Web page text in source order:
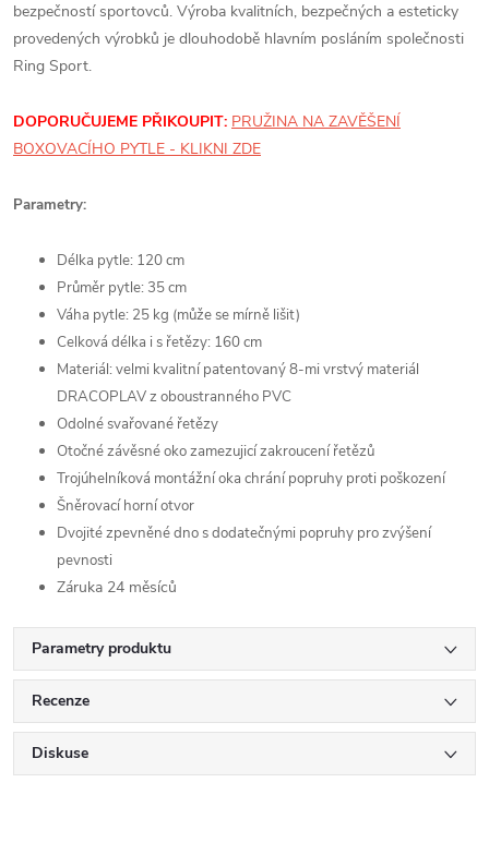
bezpečností sportovců. Výroba kvalitních, bezpečných a esteticky
provedených výrobků je dlouhodobě hlavním posláním společnosti
Ring Sport.
DOPORUČUJEME PŘIKOUPIT: PRUŽINA NA ZAVĚŠENÍ
BOXOVACÍHO PYTLE - KLIKNI ZDE
Parametry:
Délka pytle: 120 cm
Průměr pytle: 35 cm
Váha pytle: 25 kg (může se mírně lišit)
Celková délka i s řetězy: 160 cm
Materiál: velmi kvalitní patentovaný 8-mi vrstvý materiál
DRACOPLAV z oboustranného PVC
Odolné svařované řetězy
Otočné závěsné oko zamezujicí zakroucení řetězů
Trojúhelníková montážní oka chrání popruhy proti poškození
Šněrovací horní otvor
Dvojité zpevněné dno s dodatečnými popruhy pro zvýšení
pevnosti
Záruka 24 měsíců
Parametry produktu
Recenze
Diskuse